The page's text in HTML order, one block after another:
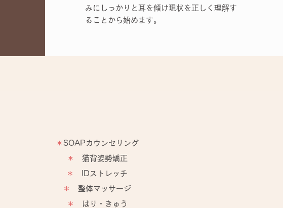
みにしっかりと耳を傾け現状を正しく理解す
ることから始めます。
＊ SOAPカウンセリング
＊
猫背姿勢矯正
＊
IDストレッチ
＊
整体マッサージ
＊
はり・きゅう